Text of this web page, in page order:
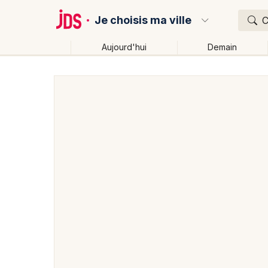
Je choisis ma ville
Aujourd'hui Demain